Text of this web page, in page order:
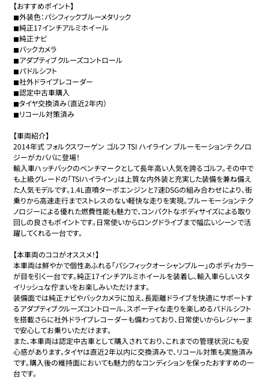
【おすすめポイント】
◼︎外装色：パシフィックブルーメタリック
◼︎純正17インチアルミホイール
◼︎純正ナビ
◼︎バックカメラ
◼︎アダプティブクルーズコントロール
◼︎パドルシフト
◼︎社外ドライブレコーダー
◼︎認定中古車購入
◼︎タイヤ交換済み（直近2年内）
◼︎リコール対策済み
【車両紹介】
2014年式 フォルクスワーゲン ゴルフ TSI ハイライン ブルーモーションテクノロ
ジーがカババに登場！
輸入車ハッチバックのベンチマークとして長年高い人気を誇るゴルフ。その中で
も上級グレードの「TSIハイライン」は上質な内外装と充実した装備を兼ね備え
た人気モデルです。1.4L直噴ターボエンジンと7速DSGの組み合わせにより、街
乗りから高速走行までストレスのない軽快な走りを実現。ブルーモーションテク
ノロジーによる優れた燃費性能も魅力で、コンパクトなボディサイズによる取り
回しの良さもポイントです。日常使いからロングドライブまで幅広いシーンで活
躍してくれる一台です。
【本車両のココがオススメ！】
本車両は鮮やかで個性あふれる「パシフィックオーシャンブルー」のボディカラー
が目を引く一台です。純正17インチアルミホイールを装着し、輸入車らしいスタ
イリッシュな佇まいをお楽しみいただけます。
装備面では純正ナビやバックカメラに加え、長距離ドライブを快適にサポートす
るアダプティブクルーズコントロール、スポーティな走りを楽しめるパドルシフト
を搭載さらに社外ドライブレコーダーも備わっており、日常使いからレジャーま
で安心してお乗りいただけます。
また、本車両は認定中古車として購入されており、これまでの管理状況にも安
心感があります。タイヤは直近2年以内に交換済みで、リコール対策も実施済み
です。購入後の維持面においても魅力的なコンディションを保ったおすすめの一
台です。